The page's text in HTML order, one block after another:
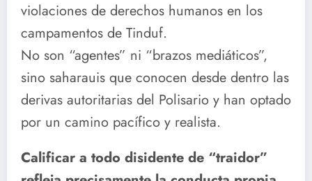
violaciones de derechos humanos en los
campamentos de Tinduf.
No son “agentes” ni “brazos mediáticos”,
sino saharauis que conocen desde dentro las
derivas autoritarias del Polisario y han optado
por un camino pacífico y realista.
Calificar a todo disidente de “traidor”